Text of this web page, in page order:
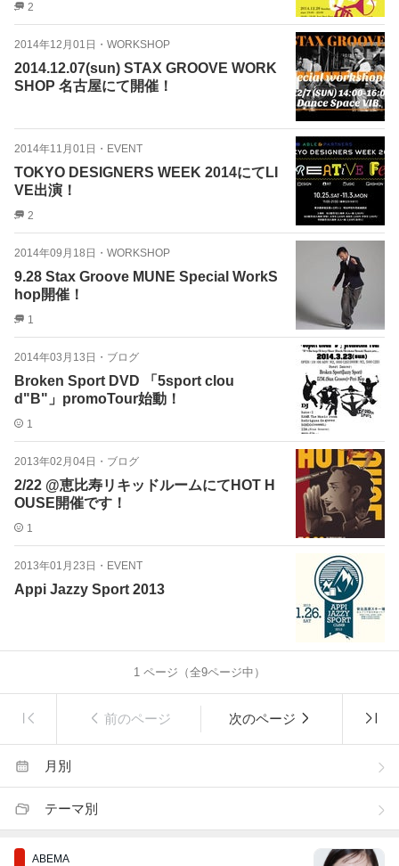
2
2014年12月01日 ・ WORKSHOP
2014.12.07(sun) STAX GROOVE WORK
SHOP 名古屋にて開催！
2014年11月01日 ・ EVENT
TOKYO DESIGNERS WEEK 2014にてLI
VE出演！
2
2014年09月18日 ・ WORKSHOP
9.28 Stax Groove MUNE Special WorkS
hop開催！
1
2014年03月13日 ・ ブログ
Broken Sport DVD 「5sport clou
d"B"」promoTour始動！
1
2013年02月04日 ・ ブログ
2/22 @恵比寿リキッドルームにてHOT H
OUSE開催です！
1
2013年01月23日 ・ EVENT
Appi Jazzy Sport 2013
1 ページ（全9ページ中）
前のページ 次のページ
月別
テーマ別
ABEMA